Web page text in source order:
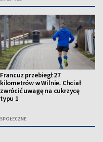
Francuz przebiegł 27
kilometrów w Wilnie. Chciał
zwrócić uwagę na cukrzycę
typu 1
SPOŁECZNE